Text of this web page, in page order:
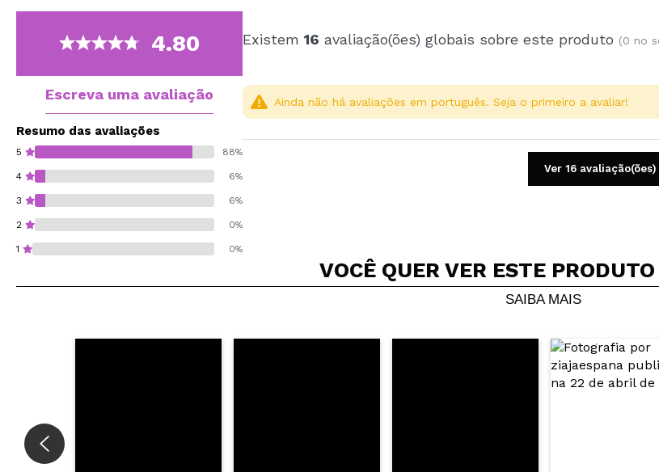
4.80
Escreva uma avaliação
Resumo das avaliações
5 88%
4 6%
3 6%
2 0%
1 0%
Existem 16 avaliação(ões) globais sobre este produto (0 no
Compartilhar um vídeo ou uma foto
Seu vídeo pode ser o primeiro. Imagine isso...
Ainda não há avaliações em português. Seja o primeiro a avaliar!
Ver 16
VOCÊ QUER VER ESTE
SAIBA MAIS